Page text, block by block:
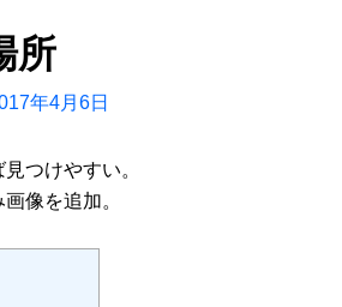
所
年4月6日
つけやすい。
像を追加。